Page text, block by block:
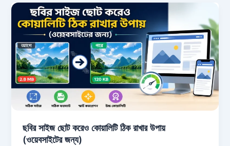
ছবির সাইজ ছোট করেও কোয়ালিটি ঠিক রাখার উপায়
(ওয়েবসাইটের জন্য)